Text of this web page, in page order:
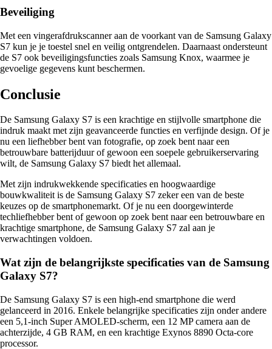
Beveiliging
Met een vingerafdrukscanner aan de voorkant van de Samsung Galaxy
S7 kun je je toestel snel en veilig ontgrendelen. Daarnaast ondersteunt
de S7 ook beveiligingsfuncties zoals Samsung Knox, waarmee je
gevoelige gegevens kunt beschermen.
Conclusie
De Samsung Galaxy S7 is een krachtige en stijlvolle smartphone die
indruk maakt met zijn geavanceerde functies en verfijnde design. Of je
nu een liefhebber bent van fotografie, op zoek bent naar een
betrouwbare batterijduur of gewoon een soepele gebruikerservaring
wilt, de Samsung Galaxy S7 biedt het allemaal.
Met zijn indrukwekkende specificaties en hoogwaardige
bouwkwaliteit is de Samsung Galaxy S7 zeker een van de beste
keuzes op de smartphonemarkt. Of je nu een doorgewinterde
techliefhebber bent of gewoon op zoek bent naar een betrouwbare en
krachtige smartphone, de Samsung Galaxy S7 zal aan je
verwachtingen voldoen.
Wat zijn de belangrijkste specificaties van de Samsung
Galaxy S7?
De Samsung Galaxy S7 is een high-end smartphone die werd
gelanceerd in 2016. Enkele belangrijke specificaties zijn onder andere
een 5,1-inch Super AMOLED-scherm, een 12 MP camera aan de
achterzijde, 4 GB RAM, en een krachtige Exynos 8890 Octa-core
processor.